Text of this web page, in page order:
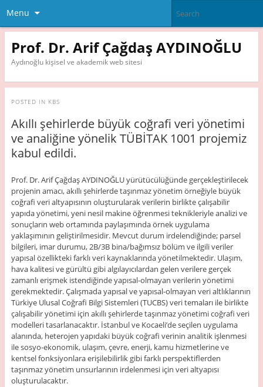
Menu
Prof. Dr. Arif Çağdaş AYDINOĞLU
Aydınoğlu kişisel ve akademik web sitesi
POSTED IN KBS
Akıllı şehirlerde büyük coğrafi veri yönetimi
ve analiğine yönelik TÜBİTAK 1001 projemiz
kabul edildi.
Prof. Dr. Arif Çağdaş AYDINOĞLU yürütücülüğünde gerçekleştirilecek
projenin amacı, akıllı şehirlerde taşınmaz yönetim örneğiyle büyük
coğrafi veri altyapısının oluşturularak verilerin birlikte çalışabilir
yapıda yönetimi, yeni nesil makine öğrenmesi teknikleriyle analizi ve
sonuçların web ortamında paylaşımında örnek uygulama
yaklaşımının geliştirilmesidir. Mevcut durum irdelendiğinde; parsel
bilgileri, imar durumu, 2B/3B bina/bağımsız bölüm ve ilgili veriler
yapısal özellikteki farklı veri kaynaklarında yönetilmektedir. Ulaşım,
hava kalitesi ve gürültü gibi algılayıcılardan gelen verilere gerçek
zamanlı erişmek istendiğinde yapısal-olmayan verilerin yönetimi
gerekmektedir. Çalışmada yapısal ve yapısal-olmayan veri altlıklarının
Türkiye Ulusal Coğrafi Bilgi Sistemleri (TUCBS) veri temaları ile birlikte
çalışabilir yönetimi için akıllı şehirlerde taşınmaz yönetimi coğrafi veri
modelleri tasarlanacaktır. İstanbul ve Kocaeli’de seçilen uygulama
alanında, heterojen yapıdaki büyük coğrafi verinin analitik işlenmesi
ile sosyo-ekonomik, ulaşım, çevre, enerji, kamu hizmetlerine ve
kentsel fonksiyonlara erişilebilirlik gibi farklı perspektiflerden
taşınmaz yönetim unsurlarının irdelenmesi için veri altyapısı
oluşturulacaktır.